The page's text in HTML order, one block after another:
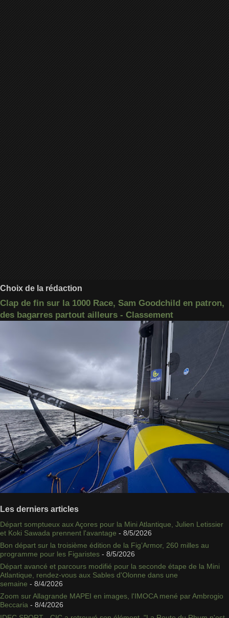
Choix de la rédaction
Clap de fin sur la 1000 Race, Sam Goodchild en patron,
des bagarres partout ailleurs - Classement
Les derniers articles
Départ somptueux aux Açores pour la Mini Atlantique, Julien Letissier
et Koki Sawada prennent l'avantage - 8/5/2026
Bon départ sur la troisième édition de la Fig’Armor, 260 milles au
programme pour les Figaristes - 8/5/2026
Départ avancé et parcours modifié pour la seconde étape de la Mini
Atlantique, rendez-vous aux Sables d'Olonne dans une
semaine - 8/4/2026
Zoom sur Allagrande MAPEI en images, l'IMOCA mené par Ambrogio
Beccaria - 8/4/2026